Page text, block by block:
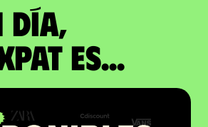
día,
es...